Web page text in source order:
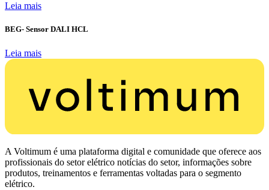
Leia mais
BEG- Sensor DALI HCL
Leia mais
A Voltimum é uma plataforma digital e comunidade que oferece aos
profissionais do setor elétrico notícias do setor, informações sobre
produtos, treinamentos e ferramentas voltadas para o segmento
elétrico.